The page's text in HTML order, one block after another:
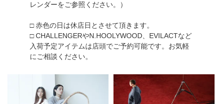
レンダーをご参照ください。）
□ 赤色の日は休店日とさせて頂きます。
□ CHALLENGERやN.HOOLYWOOD、EVILACTなど
入荷予定アイテムは店頭でご予約可能です。お気軽
にご相談ください。